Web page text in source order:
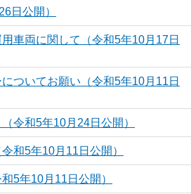
日公開）
車両に関して（令和5年10月17日
ついてお願い（令和5年10月11日
令和5年10月24日公開）
和5年10月11日公開）
5年10月11日公開）